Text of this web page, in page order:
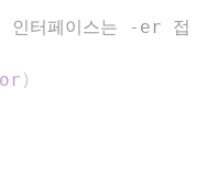
터페이스는 -er 접
)